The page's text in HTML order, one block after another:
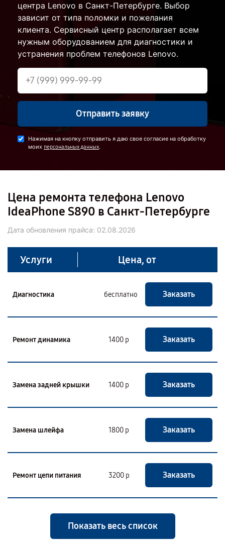
центра Lenovo в Санкт-Петербурге. Выбор
зависит от типа поломки и пожелания
клиента. Сервисный центр располагает всем
нужным оборудованием для диагностики и
устранения проблем телефонов Lenovo.
Отправить заявку
Нажимая на кнопку отправить я даю свое согласие на обработку
моих персональных данных.
Цена ремонта телефона Lenovo
IdeaPhone S890 в Санкт-Петербурге
Дата обновления прайса: 02.08.2026
Услуги Цена, от
Диагностика бесплатно Заказать
Ремонт динамика 1400 р Заказать
Замена задней крышки 1400 р Заказать
Замена шлейфа 1800 р Заказать
Ремонт цепи питания 3200 р Заказать
Показать весь список